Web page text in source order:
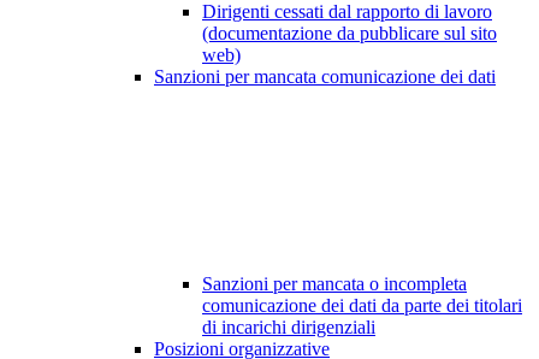
Dirigenti cessati dal rapporto di lavoro
(documentazione da pubblicare sul sito
web)
Sanzioni per mancata comunicazione dei dati
Sanzioni per mancata o incompleta
comunicazione dei dati da parte dei titolari
di incarichi dirigenziali
Posizioni organizzative